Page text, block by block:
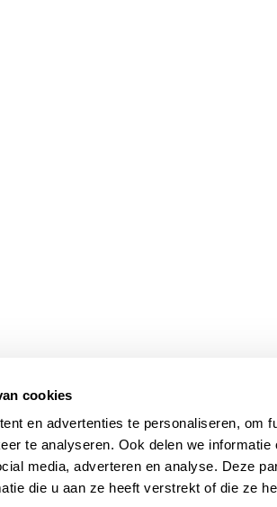
cookies
en advertenties te personaliseren, om
te analyseren. Ook delen we
media, adverteren en analyse. Deze
die u aan ze heeft verstrekt of die ze